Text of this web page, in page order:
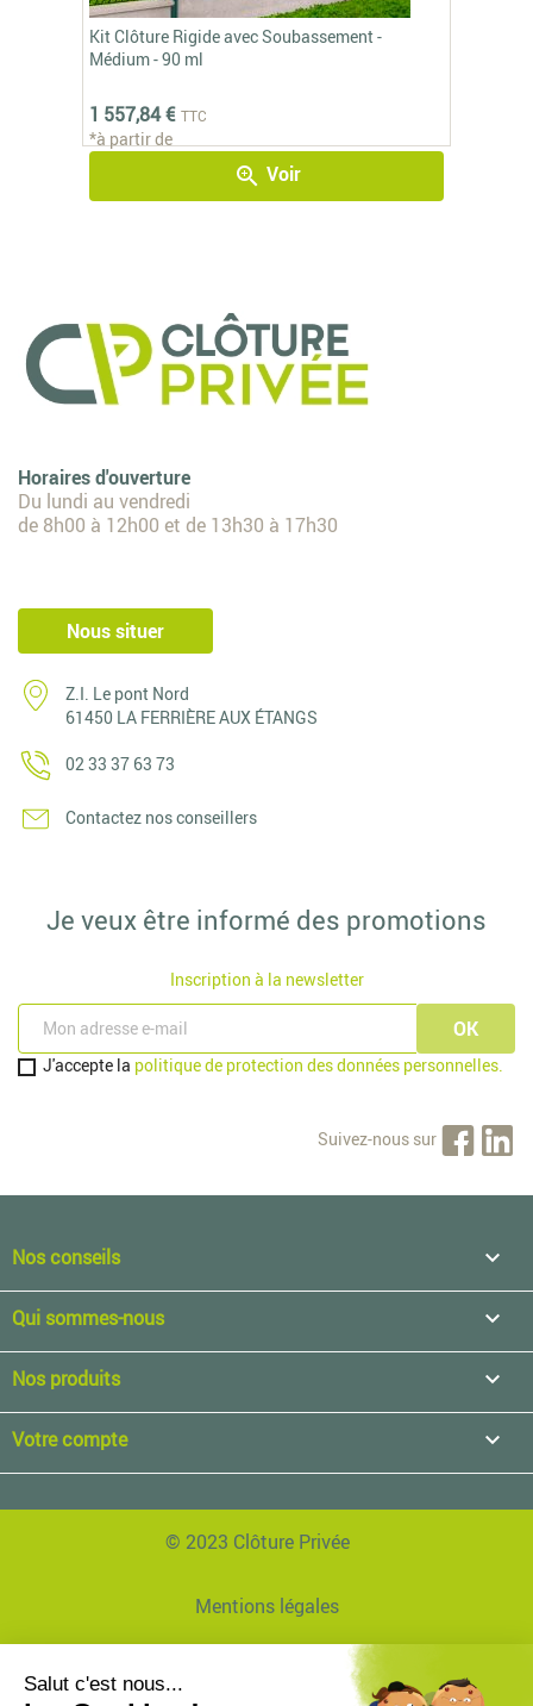
Kit Clôture Rigide avec Soubassement -
Médium - 90 ml
1 557,84 € TTC
*à partir de
zoom_in Voir
Horaires d'ouverture
Du lundi au vendredi
de 8h00 à 12h00 et de 13h30 à 17h30
Nous situer
Z.I. Le pont Nord
61450 LA FERRIÈRE AUX ÉTANGS
02 33 37 63 73
Contactez nos conseillers
Je veux être informé des promotions
Inscription à la newsletter
J'accepte la politique de protection des données personnelles.
Suivez-nous sur
Nos conseils 
Qui sommes-nous 
Nos produits 
Votre compte 
© 2023 Clôture Privée
Mentions légales
Données personnelles